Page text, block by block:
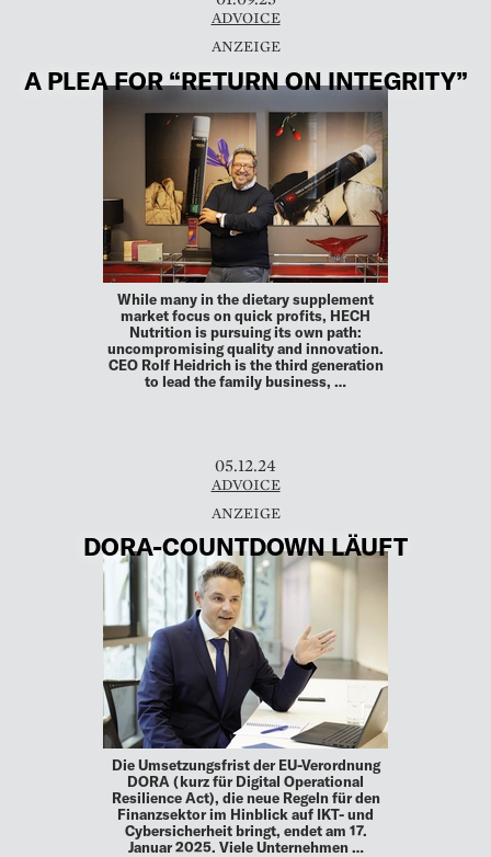
ADVOICE
A PLEA FOR “RETURN ON INTEGRITY”
While many in the dietary supplement
market focus on quick profits, HECH
Nutrition is pursuing its own path:
uncompromising quality and innovation.
CEO Rolf Heidrich is the third generation
to lead the family business, …
05.12.24
ADVOICE
DORA-­COUNTDOWN LÄUFT
Die Umsetzungsfrist der EU-Verordnung
DORA (kurz für Digital Operational
Resilience Act), die neue Regeln für den
Finanzsektor im Hinblick auf IKT- und
Cybersicherheit bringt, endet am 17.
Januar 2025. Viele Unternehmen …